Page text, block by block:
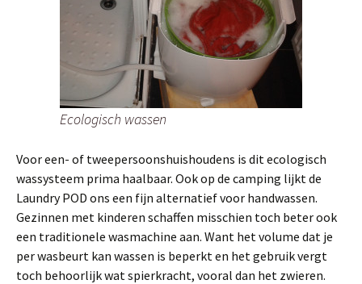
Ecologisch wassen
Voor een- of tweepersoonshuishoudens is dit ecologisch
wassysteem prima haalbaar. Ook op de camping lijkt de
Laundry POD ons een fijn alternatief voor handwassen.
Gezinnen met kinderen schaffen misschien toch beter ook
een traditionele wasmachine aan. Want het volume dat je
per wasbeurt kan wassen is beperkt en het gebruik vergt
toch behoorlijk wat spierkracht, vooral dan het zwieren.